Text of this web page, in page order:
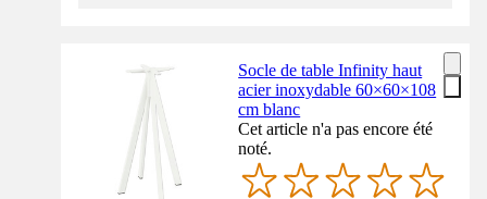
Socle de table Infinity haut
acier inoxydable 60×60×108
cm blanc
Cet article n'a pas encore été
noté.